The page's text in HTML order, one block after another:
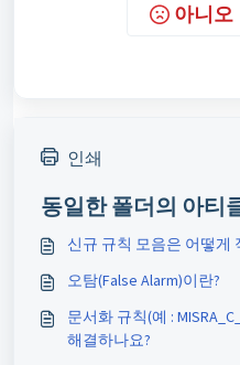
아니오
인쇄
동일한 폴더의 아티
신규 규칙 모음은 어떻게
오탐(False Alarm)이란?
문서화 규칙(예 :
해결하나요?